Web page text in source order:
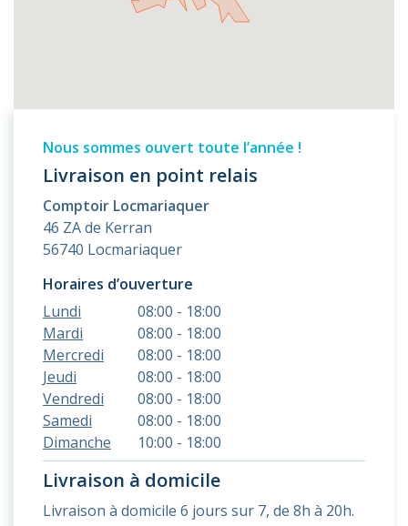
Nous sommes ouvert toute l’année !
Livraison en point relais
Comptoir Locmariaquer
46 ZA de Kerran
56740 Locmariaquer
Horaires d’ouverture
Lundi
08:00 - 18:00
Mardi
08:00 - 18:00
Mercredi
08:00 - 18:00
Jeudi
08:00 - 18:00
Vendredi
08:00 - 18:00
Samedi
08:00 - 18:00
Dimanche
10:00 - 18:00
Livraison à domicile
Livraison à domicile 6 jours sur 7, de 8h à 20h.